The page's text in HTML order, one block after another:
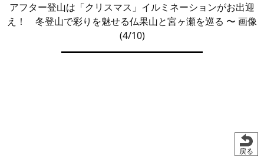
アフター登山は「クリスマス」イルミネーションがお出迎
え！ 冬登山で彩りを魅せる仏果山と宮ヶ瀬を巡る 〜 画像
(4/10)
戻る